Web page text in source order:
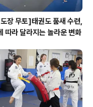
장 무토]태권도 품새 수련,
따라 달라지는 놀라운 변화